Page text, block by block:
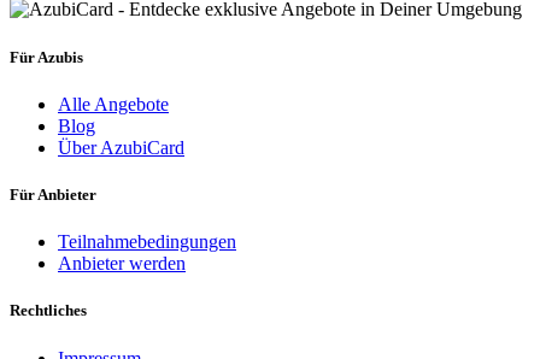
Für Azubis
Alle Angebote
Blog
Über AzubiCard
Für Anbieter
Teilnahmebedingungen
Anbieter werden
Rechtliches